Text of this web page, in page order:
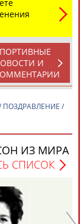
Герман
АБДУЛАЕВ
И
ПОЗДРАВЛЕНИЕ /
ИЗ МИРА
СПИСОК